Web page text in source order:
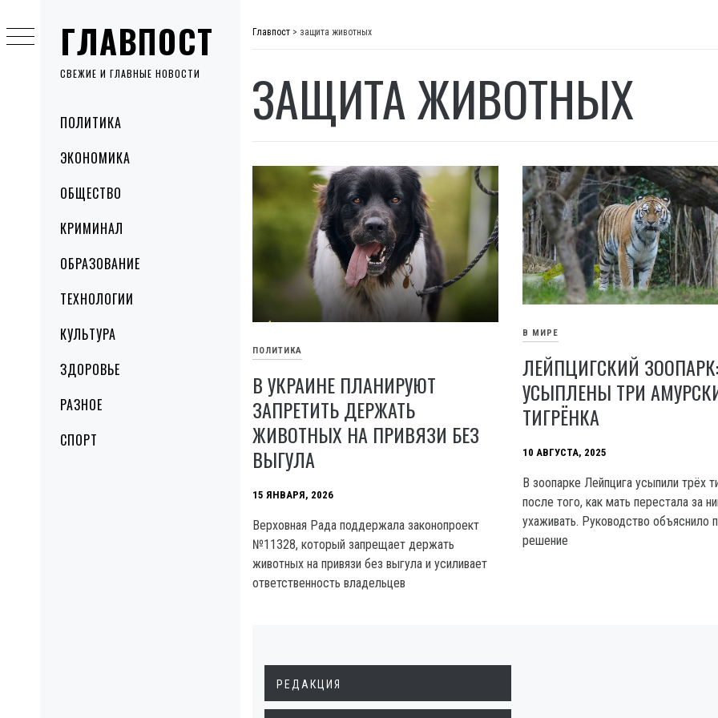
ГЛАВПОСТ
СВЕЖИЕ И ГЛАВНЫЕ НОВОСТИ
MenuПОЛИТИКА
ЭКОНОМИКА
ОБЩЕСТВО
КРИМИНАЛ
ОБРАЗОВАНИЕ
ТЕХНОЛОГИИ
КУЛЬТУРА
ЗДОРОВЬЕ
РАЗНОЕ
СПОРТ
to
content
Главпост > защита животных
ЗАЩИТА ЖИВОТНЫХ
ПОЛИТИКА
В УКРАИНЕ ПЛАНИРУЮТ
ЗАПРЕТИТЬ ДЕРЖАТЬ
ЖИВОТНЫХ НА ПРИВЯЗИ БЕЗ
ВЫГУЛА
15 ЯНВАРЯ, 2026
Верховная Рада поддержала законопроект
№11328, который запрещает держать
животных на привязи без выгула и усиливает
ответственность владельцев
В МИРЕ
ЛЕЙПЦИГСКИЙ ЗООПАРК:
УСЫПЛЕНЫ ТРИ
ТИГРЁНКА
10 АВГУСТА, 2025
В зоопарке Лейпцига усыпили трёх
после того, как мать перестала за
ухаживать. Руководство объяснило
решение
РЕДАКЦИЯ